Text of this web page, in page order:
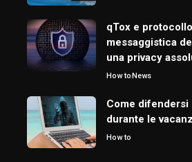
qTox e
messaggistica
una privacy
How toNews
Come difendersi
durante le
How to